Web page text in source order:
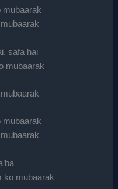
mubaarak
safa hai
mubaarak
mubaarak
ko mubaarak